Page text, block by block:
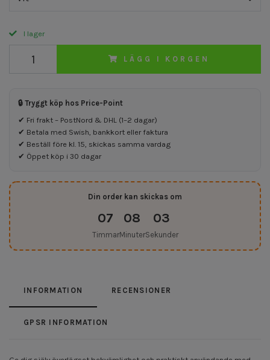
I lager
LÄGG I KORGEN
🔒 Tryggt köp hos Price-Point
✔ Fri frakt – PostNord & DHL (1–2 dagar)
✔ Betala med Swish, bankkort eller faktura
✔ Beställ före kl. 15, skickas samma vardag
✔ Öppet köp i 30 dagar
Din order kan skickas om
07
Timmar
08
Minuter
02
Sekunder
INFORMATION RECENSIONER
GPSR INFORMATION